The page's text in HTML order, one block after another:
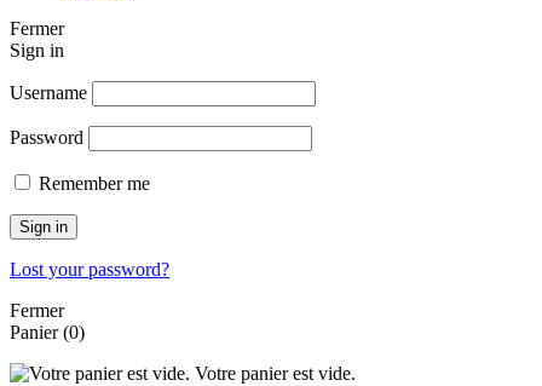
Fermer
Sign in
Username
Password
Remember me
Sign in
Lost your password?
Fermer
Panier(0)
Votre panier est vide.